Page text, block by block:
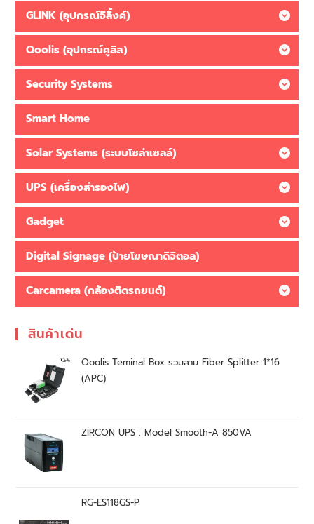
GLINK (อุปกรณ์จีลิ้งค์)
Qoolis (อุปกรณ์คูลิส)
Security Systems
Smart Home
Solar Systems (ระบบโซล่าเซลล์)
UPS (เครื่องสำรองไฟ)
Gadget
Digital Signage (ป้ายโฆษณาดิจิตอล)
Carcamera (กล้องติดรถยนต์)
สินค้าเด่น
Qoolis Teminal Box รวมสาย Fiber Splitter 1*16
(APC)
ZIRCON UPS : Model Smooth-A 850VA
RG-ES118GS-P